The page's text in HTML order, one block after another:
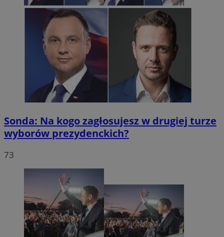
Sonda: Na kogo zagłosujesz w drugiej turze
wyborów prezydenckich?
73